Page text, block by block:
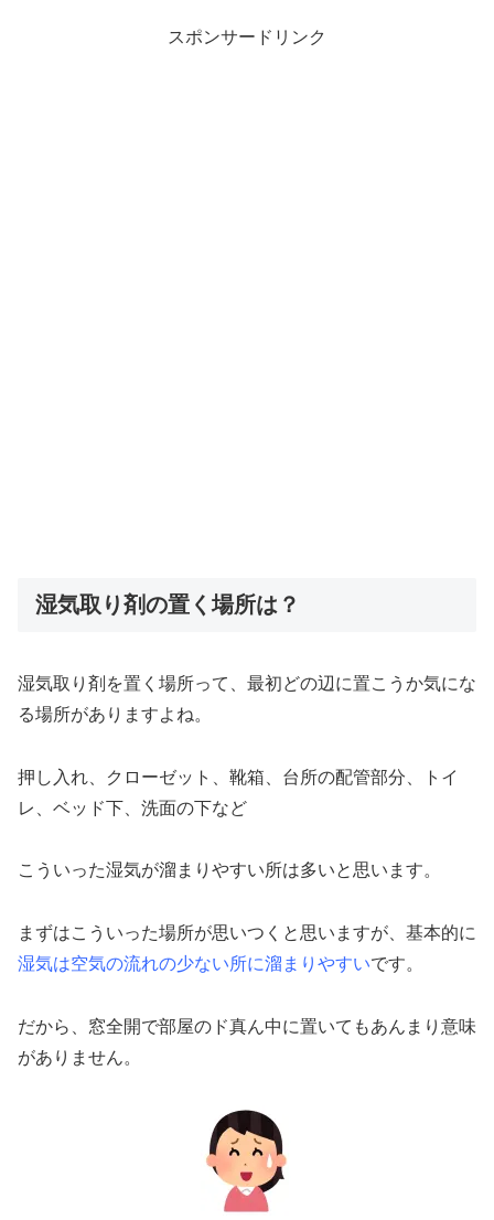
スポンサードリンク
湿気取り剤の置く場所は？
湿気取り剤を置く場所って、最初どの辺に置こうか気にな
る場所がありますよね。
押し入れ、クローゼット、靴箱、台所の配管部分、トイ
レ、ベッド下、洗面の下など
こういった湿気が溜まりやすい所は多いと思います。
まずはこういった場所が思いつくと思いますが、基本的に
湿気は空気の流れの少ない所に溜まりやすいです。
だから、窓全開で部屋のド真ん中に置いてもあんまり意味
がありません。